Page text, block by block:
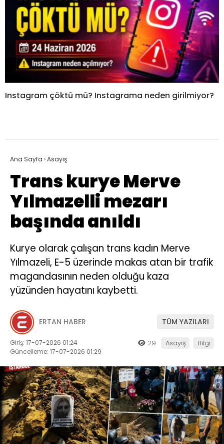
Instagram çöktü mü? Instagrama neden girilmiyor?
Ana Sayfa ›Asayiş
Trans kurye Merve
Yılmazelli mezarı
başında anıldı
Kurye olarak çalışan trans kadın Merve
Yılmazeli, E-5 üzerinde makas atan bir trafik
magandasının neden olduğu kaza
yüzünden hayatını kaybetti.
ERTAN HABER TÜM YAZILARI
Giriş: 17-07-2026 01:24
Güncelleme: 17-07-2026 01:29
29 Asayiş Bilgi